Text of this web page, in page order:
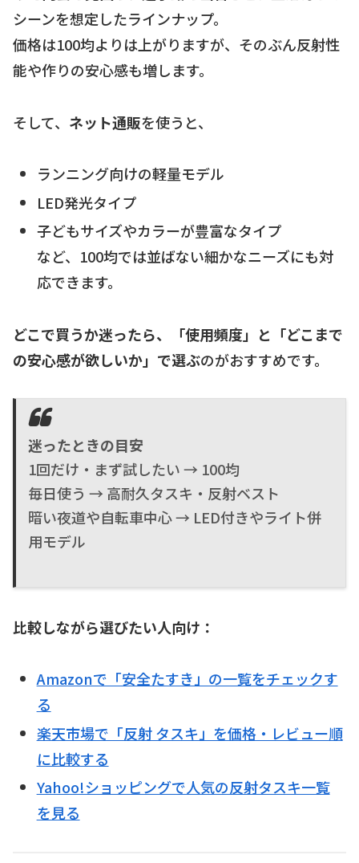
シーンを想定したラインナップ。
価格は100均よりは上がりますが、そのぶん反射性
能や作りの安心感も増します。
そして、 ネット通販を使うと、
ランニング向けの軽量モデル
LED発光タイプ
子どもサイズやカラーが豊富なタイプ
など、100均では並ばない細かなニーズにも対
応できます。
どこで買うか迷ったら、「使用頻度」と「どこまで
の安心感が欲しいか」で選ぶのがおすすめです。
迷ったときの目安
1回だけ・まず試したい → 100均
毎日使う → 高耐久タスキ・反射ベスト
暗い夜道や自転車中心 → LED付きやライト併
用モデル
比較しながら選びたい人向け：
Amazonで「安全たすき」の一覧をチェックす
る
楽天市場で「反射 タスキ」を価格・レビュー順
に比較する
Yahoo!ショッピングで人気の反射タスキ一覧
を見る